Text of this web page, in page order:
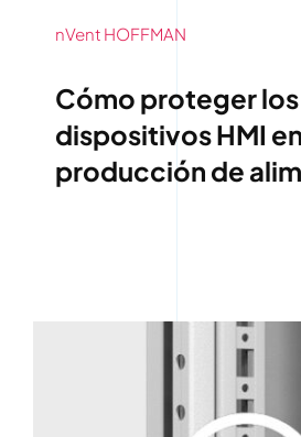
nVent HOFFMAN
Cómo proteger los
dispositivos HMI
producción de